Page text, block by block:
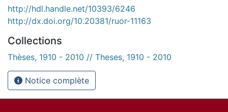
http://hdl.handle.net/10393/6246
http://dx.doi.org/10.20381/ruor-11163
Collections
Thèses, 1910 - 2010 // Theses, 1910 - 2010
Notice complète